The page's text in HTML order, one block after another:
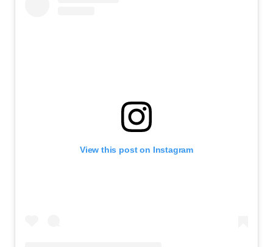
View this post on Instagram